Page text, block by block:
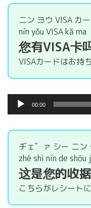
レ
ニン ヨウ VISA カ
nín yǒu VISA kǎ ma
您有VISA卡
VISAカードはお持
レ
00:00
ヂェ゛ァ シー ニン
zhè shì nín de shōu
这是您的收据
こちらがレシート